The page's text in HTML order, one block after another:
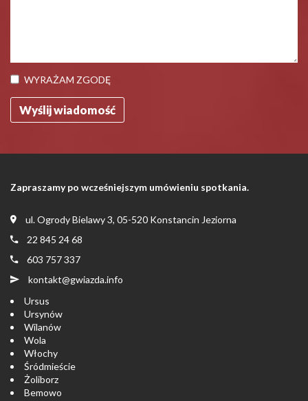
WYRAŻAM ZGODĘ
Zapraszamy po wcześniejszym umówieniu spotkania.
ul. Ogrody Bielawy 3, 05-520 Konstancin Jeziorna
22 845 24 68
603 757 337
kontakt@gwiazda.info
Ursus
Ursynów
Wilanów
Wola
Włochy
Śródmieście
Żoliborz
Bemowo